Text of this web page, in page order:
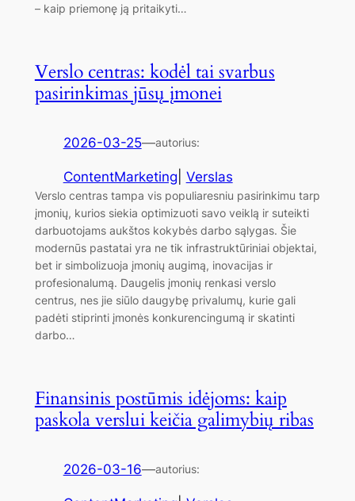
– kaip priemonę ją pritaikyti…
Verslo centras: kodėl tai svarbus
pasirinkimas jūsų įmonei
2026-03-25—autorius:
ContentMarketing Verslas
Verslo centras tampa vis populiaresniu pasirinkimu tarp
įmonių, kurios siekia optimizuoti savo veiklą ir suteikti
darbuotojams aukštos kokybės darbo sąlygas. Šie
modernūs pastatai yra ne tik infrastruktūriniai objektai,
bet ir simbolizuoja įmonių augimą, inovacijas ir
profesionalumą. Daugelis įmonių renkasi verslo
centrus, nes jie siūlo daugybę privalumų, kurie gali
padėti stiprinti įmonės konkurencingumą ir skatinti
darbo…
Finansinis postūmis idėjoms: kaip
paskola verslui keičia galimybių ribas
2026-03-16—autorius: